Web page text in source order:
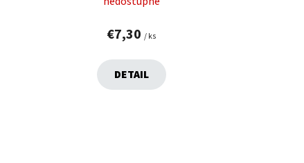
€7,30 / ks
DETAIL